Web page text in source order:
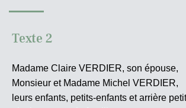
Texte 2
Madame Claire VERDIER, son épouse,
Monsieur et Madame Michel VERDIER,
leurs enfants, petits-enfants et arrière